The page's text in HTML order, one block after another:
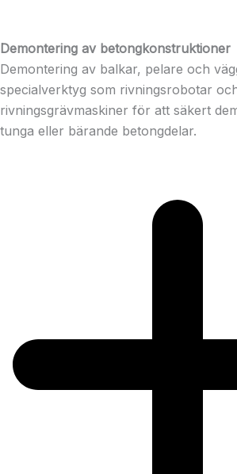
Demontering av betongkonstruktioner
Demontering av balkar, pelare och
specialverktyg som rivningsrobotar
rivningsgrävmaskiner för att säkert
tunga eller bärande betongdelar.